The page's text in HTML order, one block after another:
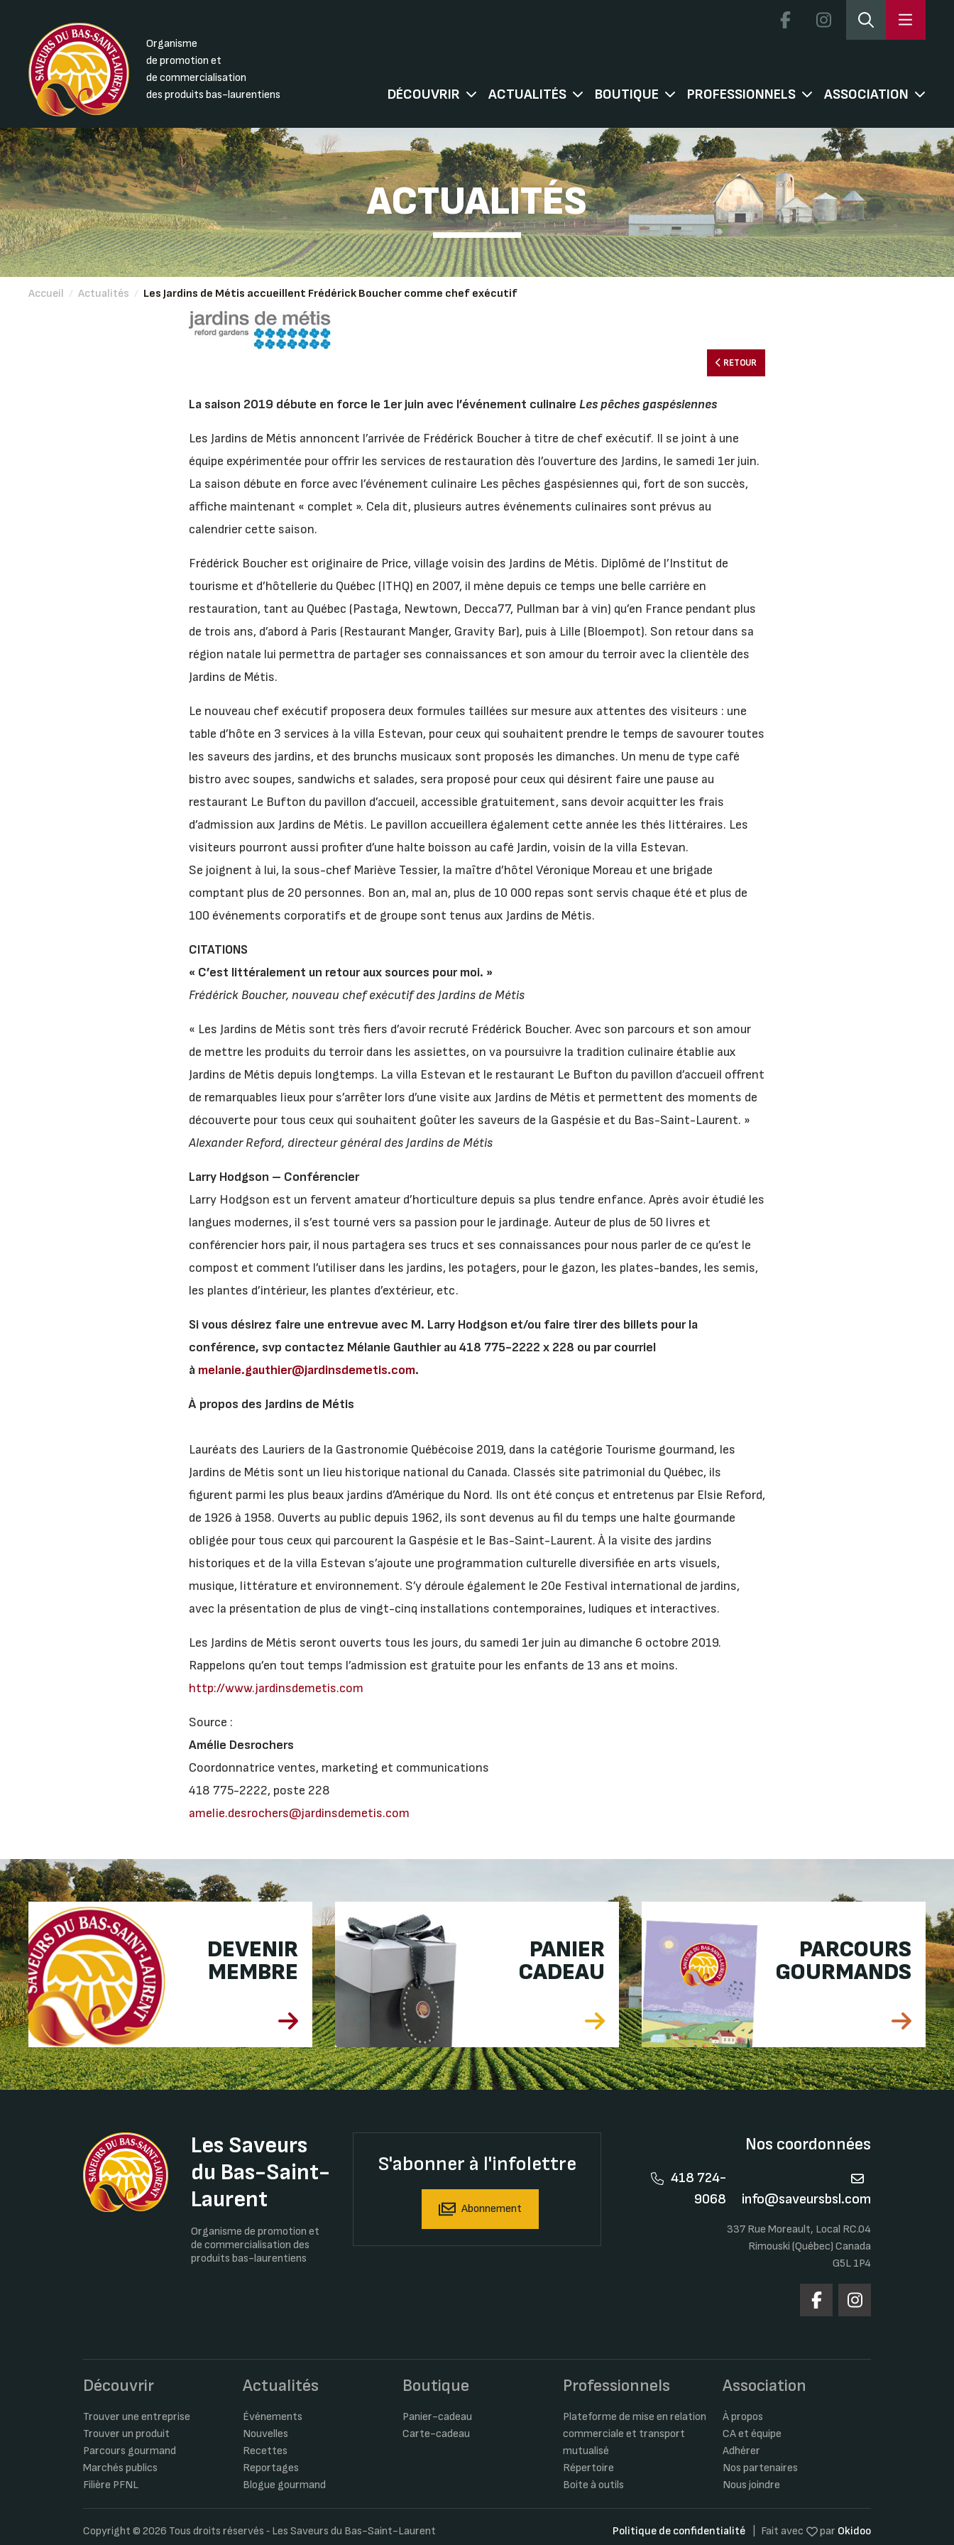
Organisme
de promotion et
de commercialisation
des produits bas-laurentiens
DÉCOUVRIR ACTUALITÉS BOUTIQUE PROFESSIONNELS ASSOCIATION
ACTUALITÉS
Accueil / Actualités / Les Jardins de Métis accueillent Frédérick Boucher comme chef exécutif
RETOUR
La saison 2019 débute en force le 1er juin avec l’événement culinaire Les pêches gaspésiennes
Les Jardins de Métis annoncent l’arrivée de Frédérick Boucher à titre de chef exécutif. Il se joint à une
équipe expérimentée pour offrir les services de restauration dès l’ouverture des Jardins, le samedi 1er juin.
La saison débute en force avec l’événement culinaire Les pêches gaspésiennes qui, fort de son succès,
affiche maintenant « complet ». Cela dit, plusieurs autres événements culinaires sont prévus au
calendrier cette saison.
Frédérick Boucher est originaire de Price, village voisin des Jardins de Métis. Diplômé de l’Institut de
tourisme et d’hôtellerie du Québec (ITHQ) en 2007, il mène depuis ce temps une belle carrière en
restauration, tant au Québec (Pastaga, Newtown, Decca77, Pullman bar à vin) qu’en France pendant plus
de trois ans, d’abord à Paris (Restaurant Manger, Gravity Bar), puis à Lille (Bloempot). Son retour dans sa
région natale lui permettra de partager ses connaissances et son amour du terroir avec la clientèle des
Jardins de Métis.
Le nouveau chef exécutif proposera deux formules taillées sur mesure aux attentes des visiteurs : une
table d’hôte en 3 services à la villa Estevan, pour ceux qui souhaitent prendre le temps de savourer toutes
les saveurs des jardins, et des brunchs musicaux sont proposés les dimanches. Un menu de type café
bistro avec soupes, sandwichs et salades, sera proposé pour ceux qui désirent faire une pause au
restaurant Le Bufton du pavillon d’accueil, accessible gratuitement, sans devoir acquitter les frais
d’admission aux Jardins de Métis. Le pavillon accueillera également cette année les thés littéraires. Les
visiteurs pourront aussi profiter d’une halte boisson au café Jardin, voisin de la villa Estevan.
Se joignent à lui, la sous-chef Mariève Tessier, la maître d’hôtel Véronique Moreau et une brigade
comptant plus de 20 personnes. Bon an, mal an, plus de 10 000 repas sont servis chaque été et plus de
100 événements corporatifs et de groupe sont tenus aux Jardins de Métis.
CITATIONS
« C’est littéralement un retour aux sources pour moi. »
Frédérick Boucher, nouveau chef exécutif des Jardins de Métis
« Les Jardins de Métis sont très fiers d’avoir recruté Frédérick Boucher. Avec son parcours et son amour
de mettre les produits du terroir dans les assiettes, on va poursuivre la tradition culinaire établie aux
Jardins de Métis depuis longtemps. La villa Estevan et le restaurant Le Bufton du pavillon d’accueil offrent
de remarquables lieux pour s’arrêter lors d’une visite aux Jardins de Métis et permettent des moments de
découverte pour tous ceux qui souhaitent goûter les saveurs de la Gaspésie et du Bas-Saint-Laurent. »
Alexander Reford, directeur général des Jardins de Métis
Larry Hodgson – Conférencier
Larry Hodgson est un fervent amateur d’horticulture depuis sa plus tendre enfance. Après avoir étudié les
langues modernes, il s’est tourné vers sa passion pour le jardinage. Auteur de plus de 50 livres et
conférencier hors pair, il nous partagera ses trucs et ses connaissances pour nous parler de ce qu’est le
compost et comment l’utiliser dans les jardins, les potagers, pour le gazon, les plates-bandes, les semis,
les plantes d’intérieur, les plantes d’extérieur, etc.
Si vous désirez faire une entrevue avec M. Larry Hodgson et/ou faire tirer des billets pour la
conférence, svp contactez Mélanie Gauthier au 418 775-2222 x 228 ou par courriel
à melanie.gauthier@jardinsdemetis.com.
À propos des Jardins de Métis
Lauréats des Lauriers de la Gastronomie Québécoise 2019, dans la catégorie Tourisme gourmand, les
Jardins de Métis sont un lieu historique national du Canada. Classés site patrimonial du Québec, ils
figurent parmi les plus beaux jardins d’Amérique du Nord. Ils ont été conçus et entretenus par Elsie Reford,
de 1926 à 1958. Ouverts au public depuis 1962, ils sont devenus au fil du temps une halte gourmande
obligée pour tous ceux qui parcourent la Gaspésie et le Bas-Saint-Laurent. À la visite des jardins
historiques et de la villa Estevan s’ajoute une programmation culturelle diversifiée en arts visuels,
musique, littérature et environnement. S’y déroule également le 20e Festival international de jardins,
avec la présentation de plus de vingt-cinq installations contemporaines, ludiques et interactives.
Les Jardins de Métis seront ouverts tous les jours, du samedi 1er juin au dimanche 6 octobre 2019.
Rappelons qu’en tout temps l’admission est gratuite pour les enfants de 13 ans et moins.
http://www.jardinsdemetis.com
Source :
Amélie Desrochers
Coordonnatrice ventes, marketing et communications
418 775-2222, poste 228
amelie.desrochers@jardinsdemetis.com
DEVENIR
MEMBRE
PANIER
CADEAU
PARCOURS
GOURMANDS
Les Saveurs
du Bas-Saint-
Laurent
Organisme de promotion et
de commercialisation des
produits bas-laurentiens
S'abonner à l'infolettre
Abonnement
Nos coordonnées
418 724-
9068
info@saveursbsl.com
337 Rue Moreault, Local RC.04
Rimouski (Québec) Canada
G5L 1P4
Découvrir
Trouver une entreprise
Trouver un produit
Parcours gourmand
Marchés publics
Filière PFNL
Actualités
Événements
Nouvelles
Recettes
Reportages
Blogue gourmand
Boutique
Panier-cadeau
Carte-cadeau
Professionnels
Plateforme de mise en relation
commerciale et transport
mutualisé
Répertoire
Boite à outils
Association
À propos
CA et équipe
Adhérer
Nos partenaires
Nous joindre
Copyright © 2026 Tous droits réservés ‐ Les Saveurs du Bas-Saint-Laurent Politique de confidentialité Fait avec par Okidoo